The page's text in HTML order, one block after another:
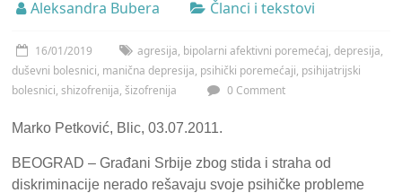
Aleksandra Bubera Članci i tekstovi
16/01/2019 agresija, bipolarni afektivni poremećaj,depresija,
duševni bolesnici, manična depresija, psihički poremećaji, psihijatrijski
bolesnici,shizofrenija,šizofrenija 0 Comment
Marko Petković, Blic, 03.07.2011.
BEOGRAD – Građani Srbije zbog stida i straha od
diskriminacije nerado rešavaju svoje psihičke probleme